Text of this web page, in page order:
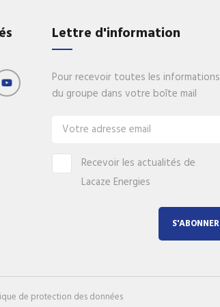
Lettre d'information
Pour recevoir toutes les informations
du groupe dans votre boîte mail
Recevoir les actualités de
Lacaze Energies
S'ABONNER
de protection des données